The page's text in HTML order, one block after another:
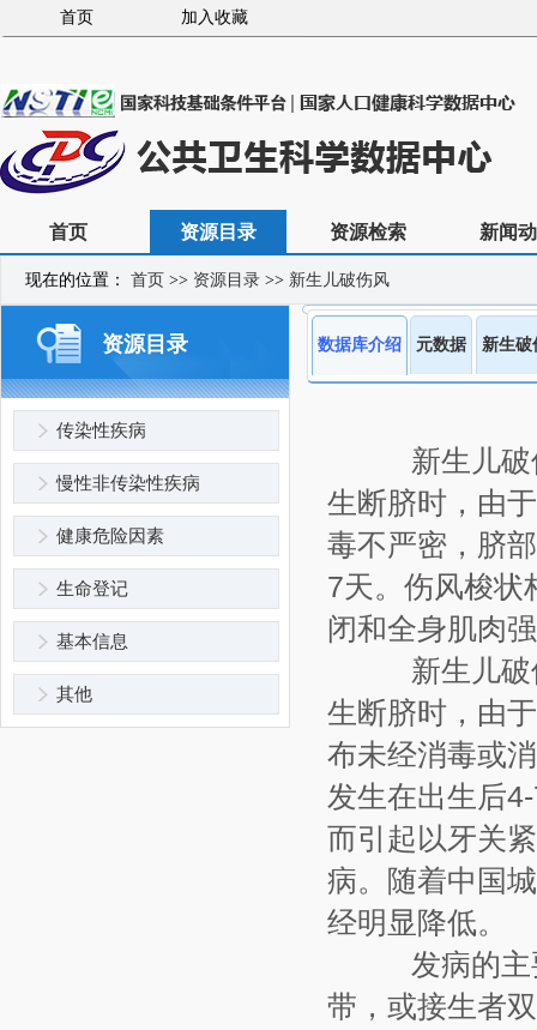
首页 加入收藏
首页 资源目录 资源检索 新闻
现在的位置： 首页 >> 资源目录 >> 新生儿破伤风
资源目录
传染性疾病
慢性非传染性疾病
健康危险因素
生命登记
基本信息
其他
数据库介绍 元数据 新生破
新生儿破伤
生断脐时，由
毒不严密，脐
7天。伤风梭状
闭和全身肌肉
新生儿破伤
生断脐时，由
布未经消毒或
发生在出生后
而引起以牙关
病。随着中国
经明显降低。
发病的主
带，或接生者